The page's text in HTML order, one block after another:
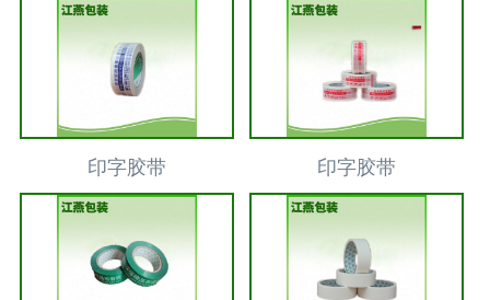
印字胶带 印字胶带